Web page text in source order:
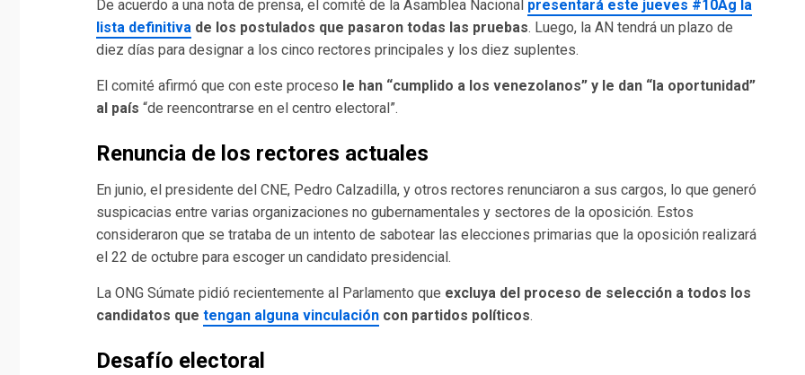
De acuerdo a una nota de prensa, el comité de la Asamblea Nacional presentará este jueves #10Ag la
lista definitiva de los postulados que pasaron todas las pruebas. Luego, la AN tendrá un plazo de
diez días para designar a los cinco rectores principales y los diez suplentes.
El comité afirmó que con este proceso le han “cumplido a los venezolanos” y le dan “la oportunidad”
al país “de reencontrarse en el centro electoral”.
Renuncia de los rectores actuales
En junio, el presidente del CNE, Pedro Calzadilla, y otros rectores renunciaron a sus cargos, lo que generó
suspicacias entre varias organizaciones no gubernamentales y sectores de la oposición. Estos
consideraron que se trataba de un intento de sabotear las elecciones primarias que la oposición realizará
el 22 de octubre para escoger un candidato presidencial.
La ONG Súmate pidió recientemente al Parlamento que excluya del proceso de selección a todos los
candidatos que tengan alguna vinculación con partidos políticos.
Desafío electoral